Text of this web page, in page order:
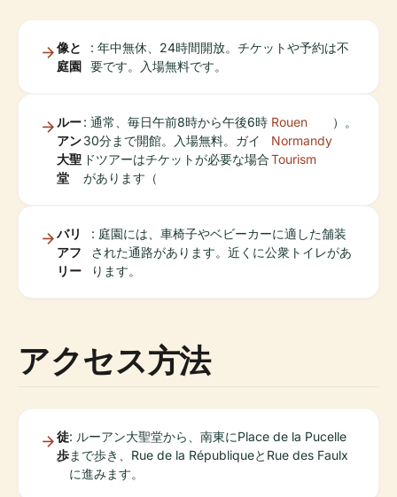
像と
庭園
: 年中無休、24時間開放。チケットや予約は不
要です。入場無料です。
ルー
アン
大聖
堂
: 通常、毎日午前8時から午後6時
30分まで開館。入場無料。ガイ
ドツアーはチケットが必要な場合
があります（
Rouen
Normandy
Tourism
）。
バリ
アフ
リー
: 庭園には、車椅子やベビーカーに適した舗装
された通路があります。近くに公衆トイレがあ
ります。
アクセス方法
徒
歩
: ルーアン大聖堂から、南東にPlace de la Pucelle
まで歩き、Rue de la RépubliqueとRue des Faulx
に進みます。